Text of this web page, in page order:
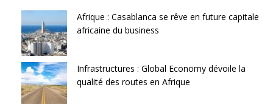
Afrique : Casablanca se rêve en future capitale
africaine du business
Infrastructures : Global Economy dévoile la
qualité des routes en Afrique